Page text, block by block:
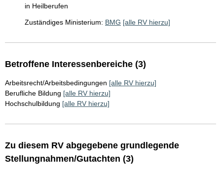
in Heilberufen
Zuständiges Ministerium: BMG [alle RV hierzu]
Betroffene Interessenbereiche (3)
Arbeitsrecht/Arbeitsbedingungen [alle RV hierzu]
Berufliche Bildung [alle RV hierzu]
Hochschulbildung [alle RV hierzu]
Zu diesem RV abgegebene grundlegende
Stellungnahmen/Gutachten (3)